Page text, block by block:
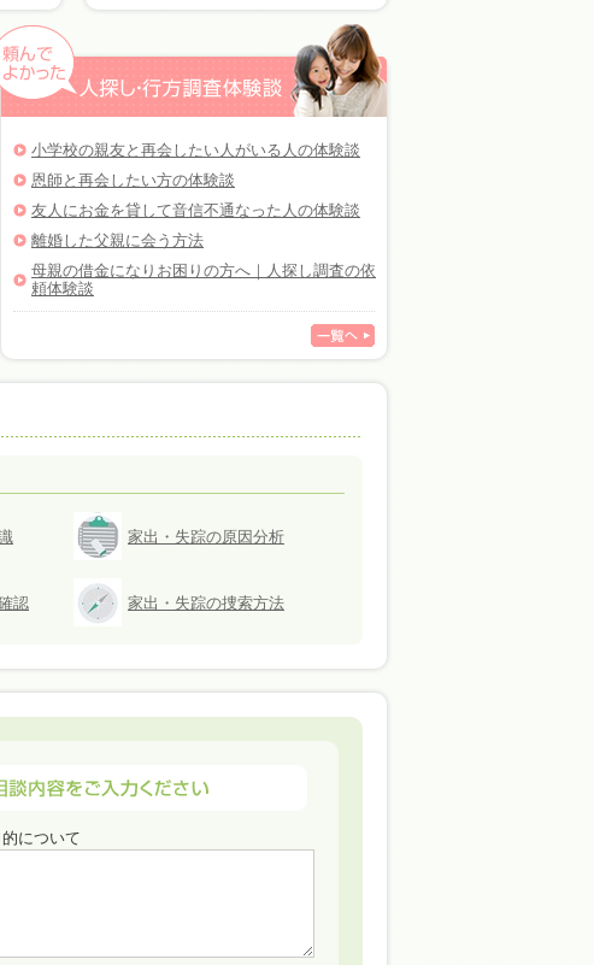
小学校の親友と再会したい人がいる人の体験談
恩師と再会したい方の体験談
友人にお金を貸して音信不通なった人の体験談
離婚した父親に会う方法
母親の借金になりお困りの方へ｜人探し調査の依
頼体験談
認
家出・失踪の原因分析
家出・失踪の捜索方法
について